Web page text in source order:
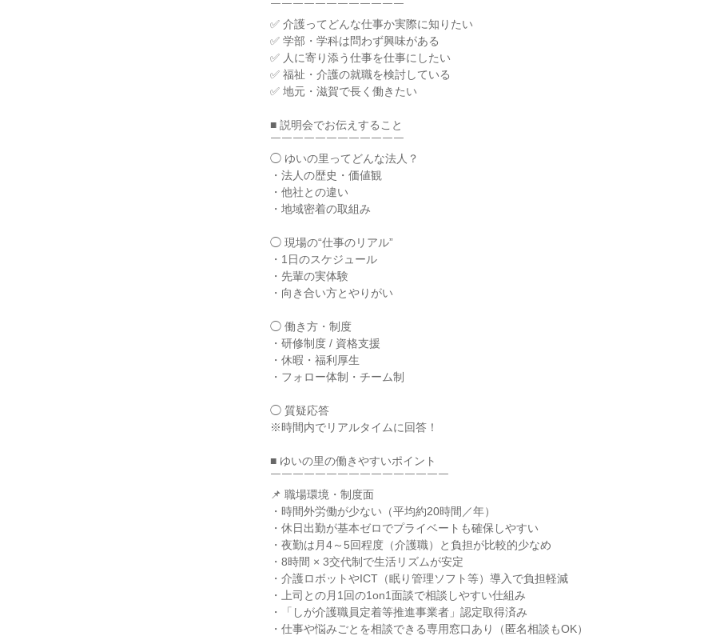
￣￣￣￣￣￣￣￣￣￣￣￣
✅ 介護ってどんな仕事か実際に知りたい
✅ 学部・学科は問わず興味がある
✅ 人に寄り添う仕事を仕事にしたい
✅ 福祉・介護の就職を検討している
✅ 地元・滋賀で長く働きたい
■ 説明会でお伝えすること
￣￣￣￣￣￣￣￣￣￣￣￣
◯ ゆいの里ってどんな法人？
・法人の歴史・価値観
・他社との違い
・地域密着の取組み
◯ 現場の“仕事のリアル”
・1日のスケジュール
・先輩の実体験
・向き合い方とやりがい
◯ 働き方・制度
・研修制度 / 資格支援
・休暇・福利厚生
・フォロー体制・チーム制
◯ 質疑応答
※時間内でリアルタイムに回答！
■ ゆいの里の働きやすいポイント
￣￣￣￣￣￣￣￣￣￣￣￣￣￣￣￣
📌 職場環境・制度面
・時間外労働が少ない（平均約20時間／年）
・休日出勤が基本ゼロでプライベートも確保しやすい
・夜勤は月4～5回程度（介護職）と負担が比較的少なめ
・8時間 × 3交代制で生活リズムが安定
・介護ロボットやICT（眠り管理ソフト等）導入で負担軽減
・上司との月1回の1on1面談で相談しやすい仕組み
・「しが介護職員定着等推進事業者」認定取得済み
・仕事や悩みごとを相談できる専用窓口あり（匿名相談もOK）